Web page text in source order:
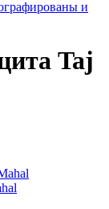
и
Taj